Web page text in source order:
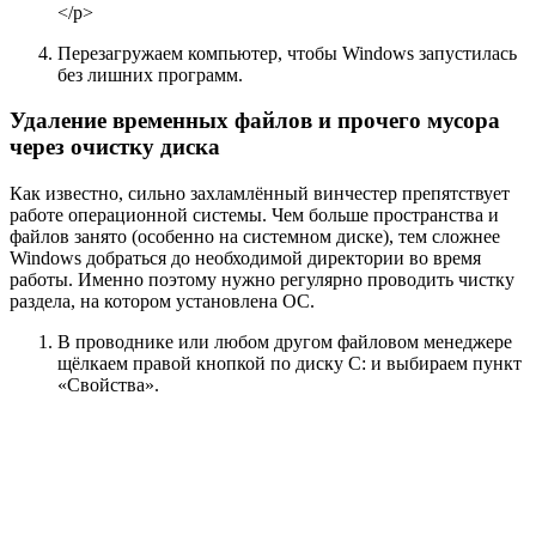
</p>
Перезагружаем компьютер, чтобы Windows запустилась
без лишних программ.
Удаление временных файлов и прочего мусора
через очистку диска
Как известно, сильно захламлённый винчестер препятствует
работе операционной системы. Чем больше пространства и
файлов занято (особенно на системном диске), тем сложнее
Windows добраться до необходимой директории во время
работы. Именно поэтому нужно регулярно проводить чистку
раздела, на котором установлена ОС.
В проводнике или любом другом файловом менеджере
щёлкаем правой кнопкой по диску С: и выбираем пункт
«Свойства».